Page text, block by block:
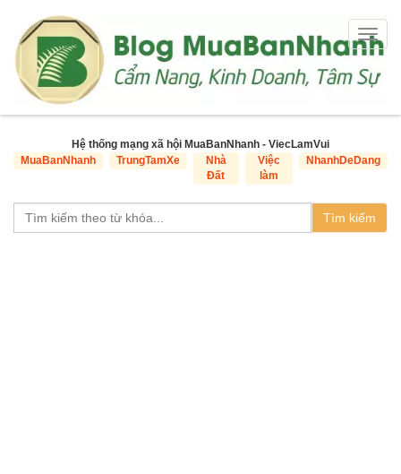
Hệ thống mạng xã hội MuaBanNhanh - ViecLamVui
MuaBanNhanh
TrungTamXe
Nhà
Đất
Việc
làm
NhanhDeDang
Tìm kiếm